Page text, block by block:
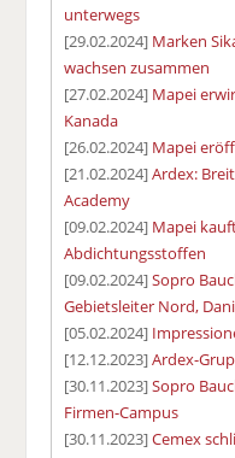
unterwegs
[29.02.2024] Marken
wachsen zusammen
[27.02.2024] Mapei
Kanada
[26.02.2024] Mapei
[21.02.2024]Ardex:
Academy
[09.02.2024] Mapei
Abdichtungsstoffen
[09.02.2024]Sopro
Gebietsleiter Nord,
[05.02.2024]
[12.12.2023]Ardex-
[30.11.2023]Sopro
Firmen-Campus
[30.11.2023]Cemex